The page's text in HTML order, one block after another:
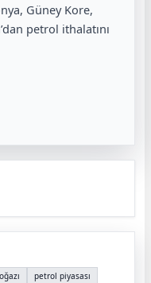
Güney Kore,
petrol ithalatını
petrol piyasası